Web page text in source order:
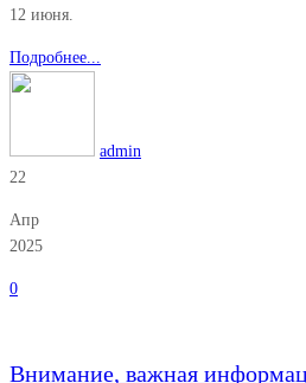
12 июня.
Подробнее...
admin
22
Апр
2025
0
Внимание, важная